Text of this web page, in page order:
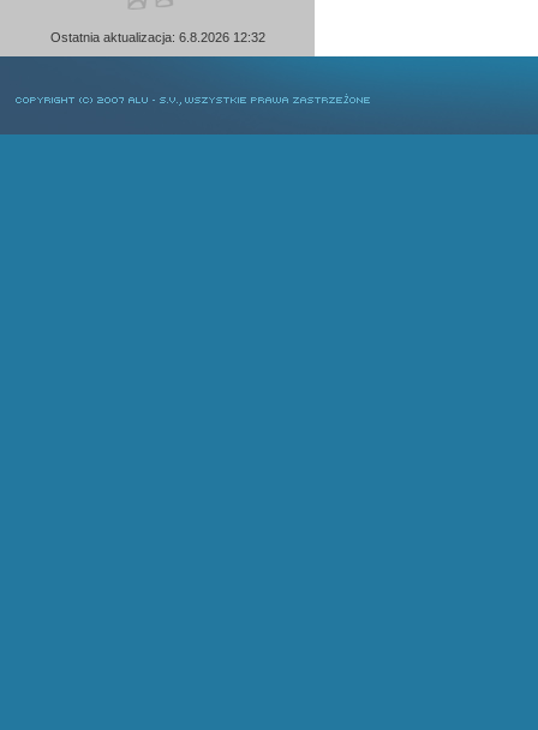
Ostatnia aktualizacja: 6.8.2026 12:32
COPYRIGHT © 2007 ALU-SV, WSZYSTKIE PRAWA ZASTRZEŻONE